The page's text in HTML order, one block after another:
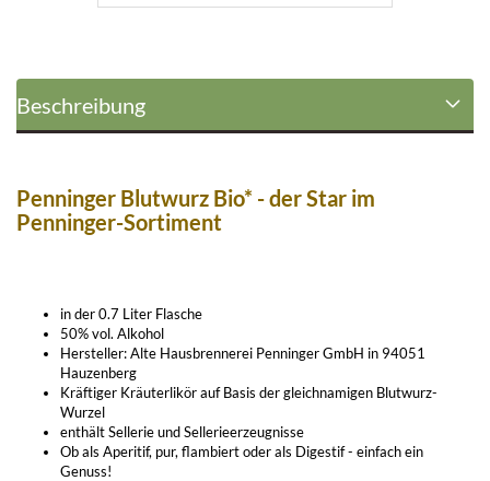
Beschreibung
Penninger Blutwurz Bio* - der Star im
Penninger-Sortiment
in der 0.7 Liter Flasche
50% vol. Alkohol
Hersteller: Alte Hausbrennerei Penninger GmbH in 94051
Hauzenberg
Kräftiger Kräuterlikör auf Basis der gleichnamigen Blutwurz-
Wurzel
enthält Sellerie und Sellerieerzeugnisse
Ob als Aperitif, pur, flambiert oder als Digestif - einfach ein
Genuss!